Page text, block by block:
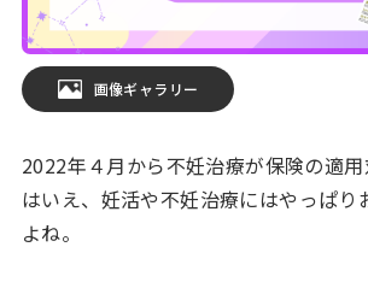
画像ギャラリー
2022年４月から不妊治療が保険の適
はいえ、妊活や不妊治療にはやっぱり
よね。